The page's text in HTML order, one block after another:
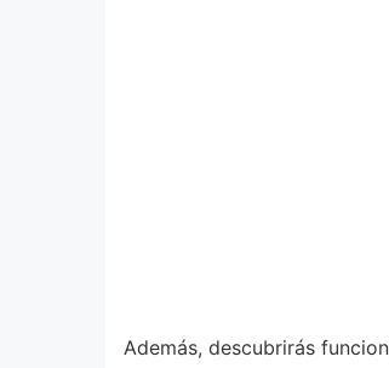
Además, descubrirás